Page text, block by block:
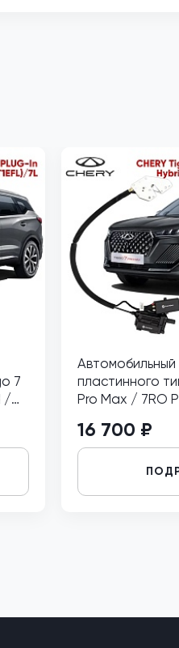
7
/
пластинного
Pro Max / 7RO
передний
16 700 ₽